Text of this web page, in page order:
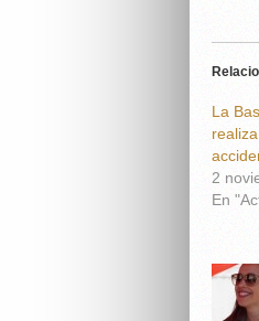
La
2
En